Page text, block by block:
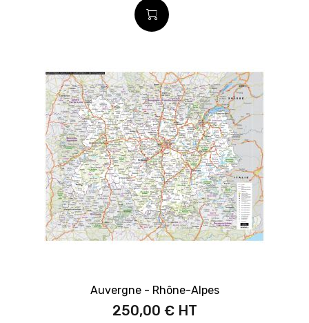
Auvergne - Rhône-Alpes
250,00 €